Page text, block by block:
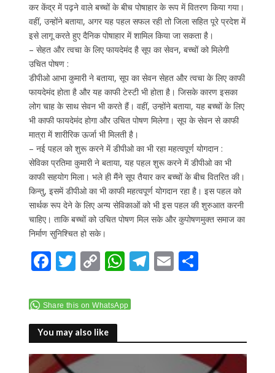
कर केंद्र में पढ़ने वाले बच्चों के बीच पोषाहार के रूप में वितरण किया गया।
वहीं, उन्होंने बताया, अगर यह पहल सफल रही तो जिला सहित पूरे प्रदेश में
इसे लागू करते हुए दैनिक पोषाहार में शामिल किया जा सकता है।
– सेहत और त्वचा के लिए फायदेमंद है सूप का सेवन, बच्चों को मिलेगी
उचित पोषण :
डीपीओ आभा कुमारी ने बताया, सूप का सेवन सेहत और त्वचा के लिए काफी
फायदेमंद होता है और यह काफी टेस्टी भी होता है। जिसके कारण इसका
लोग चाह के साथ सेवन भी करते हैं। वहीं, उन्होंने बताया, यह बच्चों के लिए
भी काफी फायदेमंद होगा और उचित पोषण मिलेगा। सूप के सेवन से काफी
मात्रा में शारीरिक ऊर्जा भी मिलती है।
– नई पहल को शुरू करने में डीपीओ का भी रहा महत्वपूर्ण योगदान :
सेविका प्रतिमा कुमारी ने बताया, यह पहल शुरू करने में डीपीओ का भी
काफी सहयोग मिला। भले ही मैंने सूप तैयार कर बच्चों के बीच वितरित की।
किन्तु, इसमें डीपीओ का भी काफी महत्वपूर्ण योगदान रहा है। इस पहल को
सार्थक रूप देने के लिए अन्य सेविकाओं को भी इस पहल की शुरुआत करनी
चाहिए। ताकि बच्चों को उचित पोषण मिल सके और कुपोषणमुक्त समाज का
निर्माण सुनिश्चित हो सके।
F
e
b
o
o
T
itt
er
C
p
y
Li
n
W
at
A
p
T
a
m
E S
Share this on WhatsApp
You may also like